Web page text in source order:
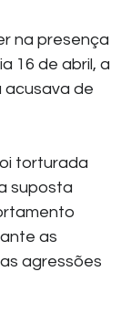
na presença
16 de abril, a
acusava de
torturada
suposta
as
agressões